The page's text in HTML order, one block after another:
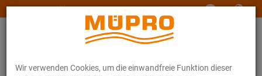
Wir verwenden Cookies, um die einwandfreie Funktion dieser
www.muepro-maritim.com